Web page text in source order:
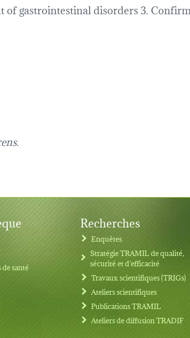
of gastrointestinal disorders 3.
.
santé
Recherches
Enquêtes
Stratégie TRAMIL de qualité,
sécurité et d'efficacité
Travaux scientifiques (TRIGs)
Ateliers scientifiques
Publications TRAMIL
Ateliers de diffusion TRADIF